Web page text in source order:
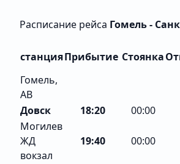
Расписание рейса Гомель -
станцияПрибытие Стоянка
Гомель,
АВ
Довск
18:20 00:00
Могилев
ЖД
вокзал
19:40 00:00